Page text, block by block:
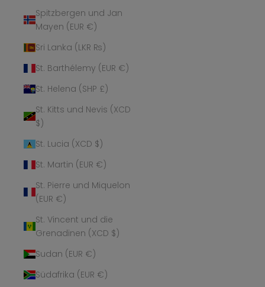
Spitzbergen und Jan
Mayen (EUR €)
Sri Lanka (LKR ₨)
St. Barthélemy (EUR €)
St. Helena (SHP £)
St. Kitts und Nevis (XCD
$)
St. Lucia (XCD $)
St. Martin (EUR €)
St. Pierre und Miquelon
(EUR €)
St. Vincent und die
Grenadinen (XCD $)
Sudan (EUR €)
Südafrika (EUR €)